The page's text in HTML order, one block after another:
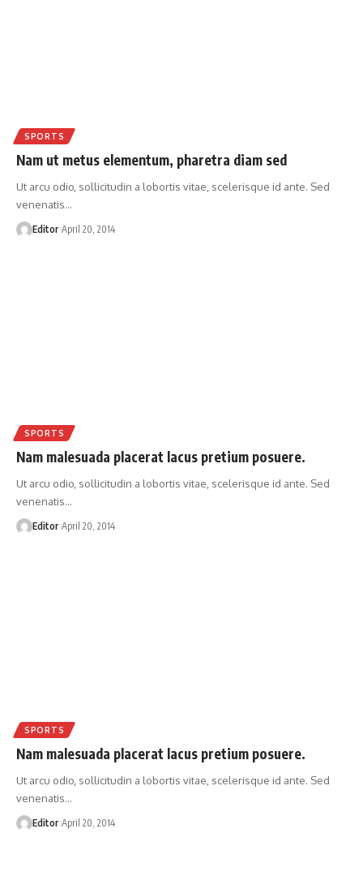
SPORTS
Nam ut metus elementum, pharetra diam sed
Ut arcu odio, sollicitudin a lobortis vitae, scelerisque id ante. Sed
venenatis…
Editor April 20, 2014
SPORTS
Nam malesuada placerat lacus pretium posuere.
Ut arcu odio, sollicitudin a lobortis vitae, scelerisque id ante. Sed
venenatis…
Editor April 20, 2014
SPORTS
Nam malesuada placerat lacus pretium posuere.
Ut arcu odio, sollicitudin a lobortis vitae, scelerisque id ante. Sed
venenatis…
Editor April 20, 2014